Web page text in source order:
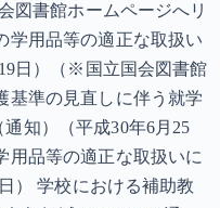
図書館ホームページへリ
学用品等の適正な取扱い
日）（※国立国会図書館
基準の見直しに伴う就学
知）（平成30年6月25
用品等の適正な取扱いに
） 学校における補助教